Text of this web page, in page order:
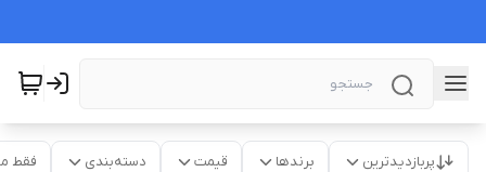
پربازدیدترین برندها قیمت دسته‌بندی فقط